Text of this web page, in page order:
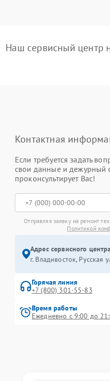
Наш сервисный центр
Контактная
Если требуется задать
свои данные и дежурный
проконсультирует Вас!
Отправляя заявку на ремонт
Политикой
Адрес сервисного
г. Владивосток, Русская
Горячая линия
+7 (800) 301-55-83
Время работы
Ежедневно с 9:00 до